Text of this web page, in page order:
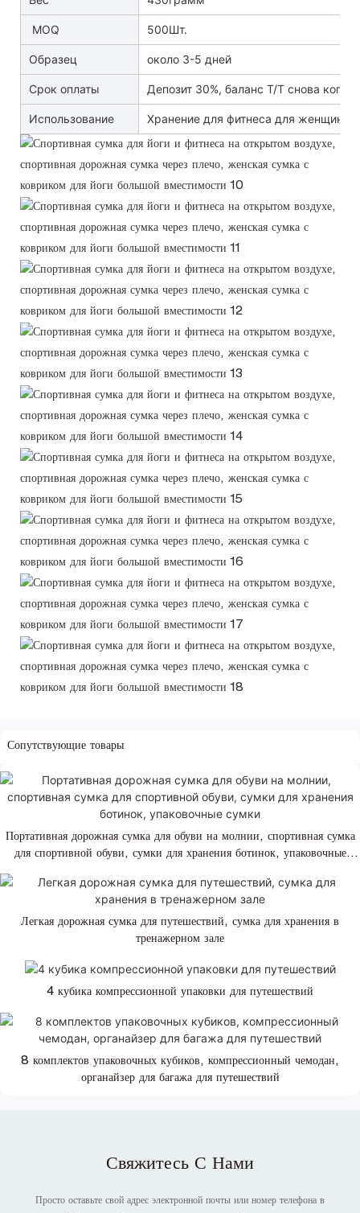
MOQ 500Шт.
Образец около 3-5 дней
Срок оплаты Депозит 30%, баланс T/T снова копия
Использование Хранение для фитнеса для женщин
Сопутствующие товары
Портативная дорожная сумка для обуви на молнии, спортивная сумка
для спортивной обуви, сумки для хранения ботинок, упаковочные
Легкая дорожная сумка для путешествий, сумка для хранения в
тренажерном зале
4 кубика компрессионной упаковки для путешествий
8 комплектов упаковочных кубиков, компрессионный чемодан,
органайзер для багажа для путешествий
Свяжитесь С Нами
Просто оставьте свой адрес электронной почты или номер телефона в